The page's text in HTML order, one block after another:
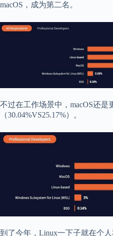
macOS，成为第二名。
不过在工作场景中，macOS还是
（30.04%VS25.17%）。
到了今年，Linux一下子就在个